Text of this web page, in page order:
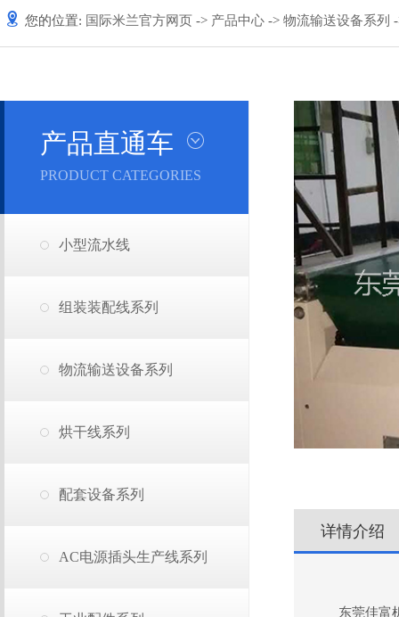
您的位置: 国际米兰官方网页 -> 产品中心 -> 物流输送设备系列
产品直通车
PRODUCT CATEGORIES
小型流水线
组装装配线系列
物流输送设备系列
烘干线系列
配套设备系列
AC电源插头生产线系列
详情介绍
东莞佳富